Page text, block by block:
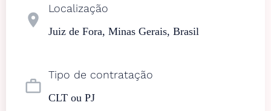
location_on
Localização
Juiz de Fora, Minas Gerais, Brasil
work_outline
Tipo de contratação
CLT ou PJ